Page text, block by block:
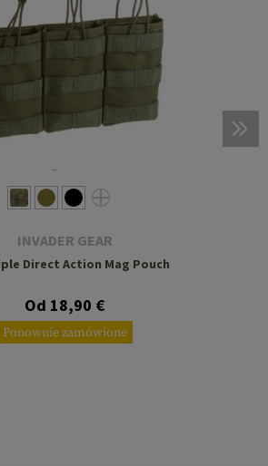
INVADER GEAR
Direct Action Mag Pouch
Od 18,90 €
Ponownie zamówione